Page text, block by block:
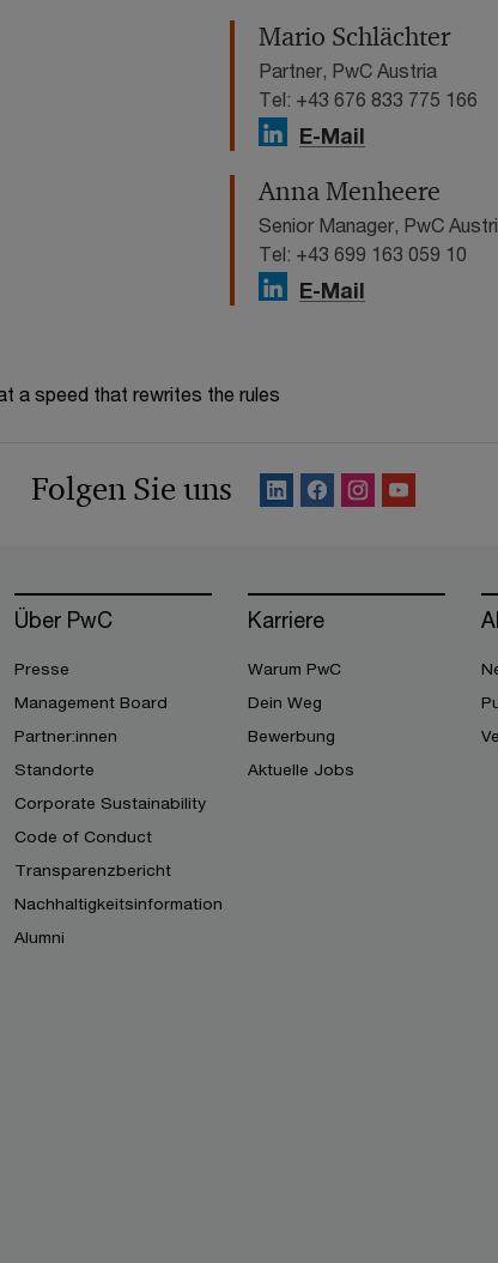
Mario Schlächter
Partner, PwC Austria
Tel: +43 676 833 775 166
E-Mail
Anna Menheere
Senior Manager, PwC
Tel: +43 699 163 059 10
E-Mail
a speed that rewrites the rules
Folgen Sie uns
Über PwC
Presse
Management Board
Partner:innen
Standorte
Corporate Sustainability
Code of Conduct
Transparenzbericht
Nachhaltigkeitsinformation
Alumni
Karriere
Warum PwC
Dein Weg
Bewerbung
Aktuelle Jobs